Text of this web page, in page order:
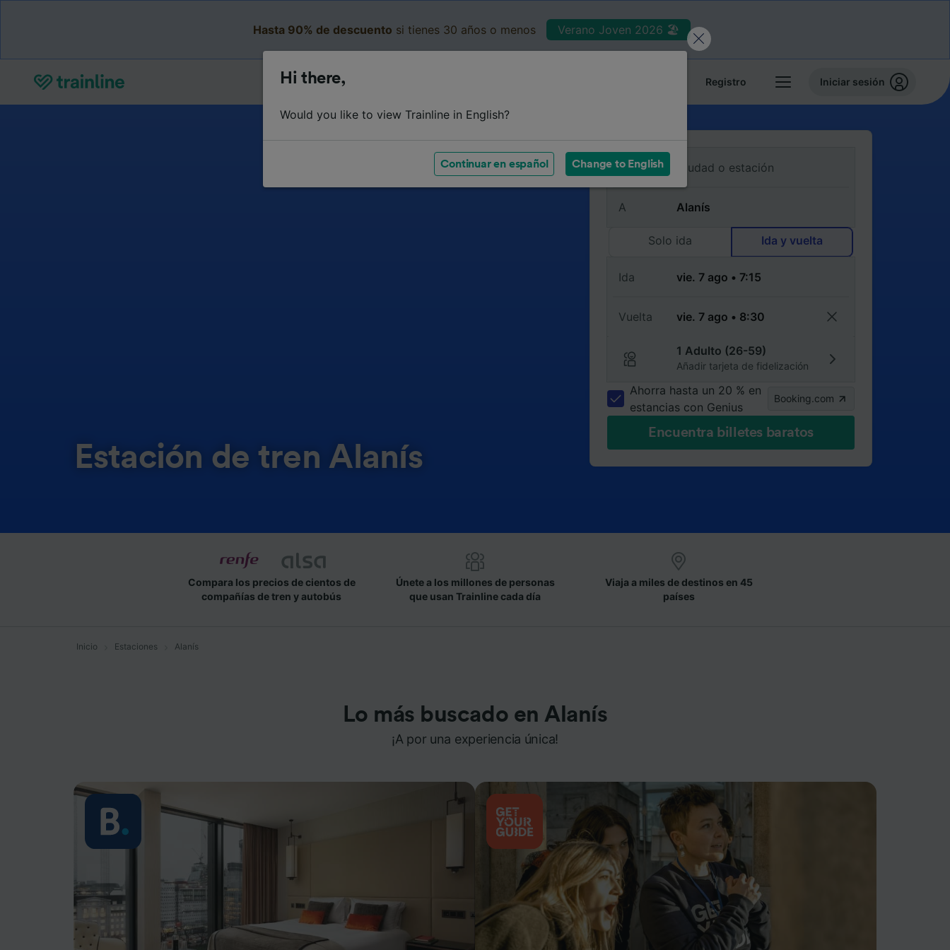
Hasta 90% de descuento si tienes 30 años o menos Verano Joven 2026 🏖️
Registro Iniciar sesión
Estación de tren Alanís
De
A
Solo ida Ida y vuelta
Ida
Vuelta
1 Adulto (26-59)
Añadir tarjeta de fidelización
Ahorra hasta un 20 % en
estancias con Genius
Booking.com
Encuentra billetes baratos
Compara los precios de cientos de
compañías de tren y autobús
Únete a los millones de personas
que usan Trainline cada día
Viaja a miles de destinos en 45
países
Inicio Estaciones Alanís
Lo más buscado en Alanís
¡A por una experiencia única!
Hi there,
Would you like to view Trainline in English?
Continuar en español Change to English